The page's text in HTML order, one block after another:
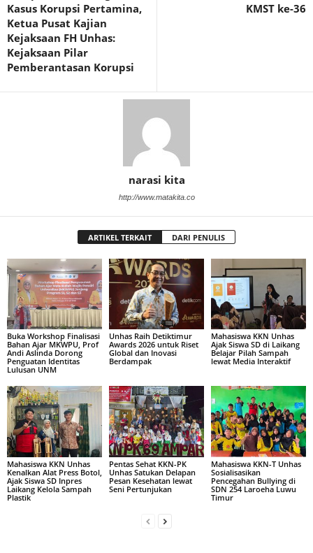
Kasus Korupsi Pertamina,
Ketua Pusat Kajian
Kejaksaan FH Unhas:
Kejaksaan Pilar
Pemberantasan Korupsi
KMST ke-36
narasi kita
http://www.matakita.co
ARTIKEL TERKAIT DARI PENULIS
Buka Workshop Finalisasi
Bahan Ajar MKWPU, Prof
Andi Aslinda Dorong
Penguatan Identitas
Lulusan UNM
Unhas Raih Detiktimur
Awards 2026 untuk Riset
Global dan Inovasi
Berdampak
Mahasiswa KKN Unhas
Ajak Siswa SD di Laikang
Belajar Pilah Sampah
lewat Media Interaktif
Mahasiswa KKN Unhas
Kenalkan Alat Press Botol,
Ajak Siswa SD Inpres
Laikang Kelola Sampah
Plastik
Pentas Sehat KKN-PK
Unhas Satukan Delapan
Pesan Kesehatan lewat
Seni Pertunjukan
Mahasiswa KKN-T Unhas
Sosialisasikan
Pencegahan Bullying di
SDN 254 Laroeha Luwu
Timur